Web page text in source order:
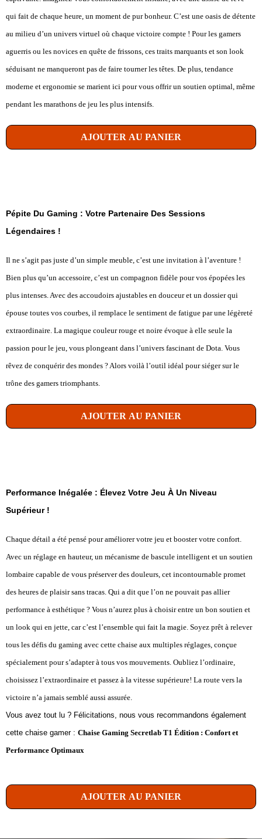
qui fait de chaque heure, un moment de pur bonheur. C’est une oasis de détente
au milieu d’un univers virtuel où chaque victoire compte ! Pour les gamers
aguerris ou les novices en quête de frissons, ces traits marquants et son look
séduisant ne manqueront pas de faire tourner les têtes. De plus, tendance
moderne et ergonomie se marient ici pour vous offrir un soutien optimal, même
pendant les marathons de jeu les plus intensifs.
AJOUTER AU PANIER
Pépite Du Gaming : Votre Partenaire Des Sessions
Légendaires !
Il ne s’agit pas juste d’un simple meuble, c’est une invitation à l’aventure !
Bien plus qu’un accessoire, c’est un compagnon fidèle pour vos épopées les
plus intenses. Avec des accoudoirs ajustables en douceur et un dossier qui
épouse toutes vos courbes, il remplace le sentiment de fatigue par une légèreté
extraordinaire. La magique couleur rouge et noire évoque à elle seule la
passion pour le jeu, vous plongeant dans l’univers fascinant de Dota. Vous
rêvez de conquérir des mondes ? Alors voilà l’outil idéal pour siéger sur le
trône des gamers triomphants.
AJOUTER AU PANIER
Performance Inégalée : Élevez Votre Jeu À Un Niveau
Supérieur !
Chaque détail a été pensé pour améliorer votre jeu et booster votre confort.
Avec un réglage en hauteur, un mécanisme de bascule intelligent et un soutien
lombaire capable de vous préserver des douleurs, cet incontournable promet
des heures de plaisir sans tracas. Qui a dit que l’on ne pouvait pas allier
performance à esthétique ? Vous n’aurez plus à choisir entre un bon soutien et
un look qui en jette, car c’est l’ensemble qui fait la magie. Soyez prêt à relever
tous les défis du gaming avec cette chaise aux multiples réglages, conçue
spécialement pour s’adapter à tous vos mouvements. Oubliez l’ordinaire,
choisissez l’extraordinaire et passez à la vitesse supérieure! La route vers la
victoire n’a jamais semblé aussi assurée.
Vous avez tout lu ? Félicitations, nous vous recommandons également
cette chaise gamer : Chaise Gaming Secretlab T1 Édition : Confort et
Performance Optimaux
AJOUTER AU PANIER